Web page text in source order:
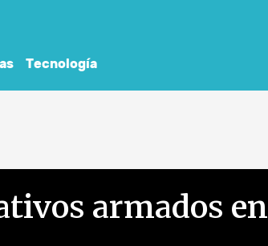
Tecnología
armados en